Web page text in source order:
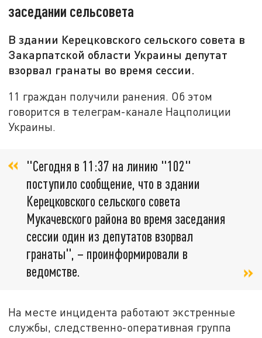
заседании сельсовета
В здании Керецковского сельского совета в
Закарпатской области Украины депутат
взорвал гранаты во время сессии.
11 граждан получили ранения. Об этом
говорится в телеграм-канале Нацполиции
Украины.
"Сегодня в 11:37 на линию "102"
поступило сообщение, что в здании
Керецковского сельского совета
Мукачевского района во время заседания
сессии один из депутатов взорвал
гранаты", – проинформировали в
ведомстве.
На месте инцидента работают экстренные
службы, следственно-оперативная группа